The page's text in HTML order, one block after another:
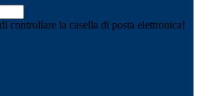
controllare la casella di posta elettronica!